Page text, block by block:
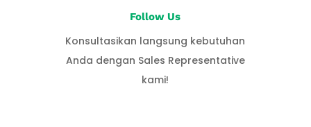
Follow Us
Konsultasikan langsung kebutuhan
Anda dengan Sales Representative
kami!